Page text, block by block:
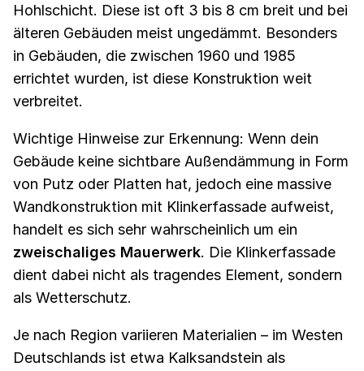
Hohlschicht. Diese ist oft 3 bis 8 cm breit und bei
älteren Gebäuden meist ungedämmt. Besonders
in Gebäuden, die zwischen 1960 und 1985
errichtet wurden, ist diese Konstruktion weit
verbreitet.
Wichtige Hinweise zur Erkennung: Wenn dein
Gebäude keine sichtbare Außendämmung in Form
von Putz oder Platten hat, jedoch eine massive
Wandkonstruktion mit Klinkerfassade aufweist,
handelt es sich sehr wahrscheinlich um ein
zweischaliges Mauerwerk. Die Klinkerfassade
dient dabei nicht als tragendes Element, sondern
als Wetterschutz.
Je nach Region variieren Materialien – im Westen
Deutschlands ist etwa Kalksandstein als